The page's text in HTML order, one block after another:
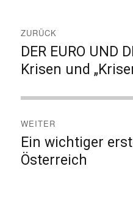
ZURÜCK
Vorheriger
Beitrag:
DER EURO UND
Krisen und
WEITER
Nächster
Beitrag:
Ein wichtiger
Österreich